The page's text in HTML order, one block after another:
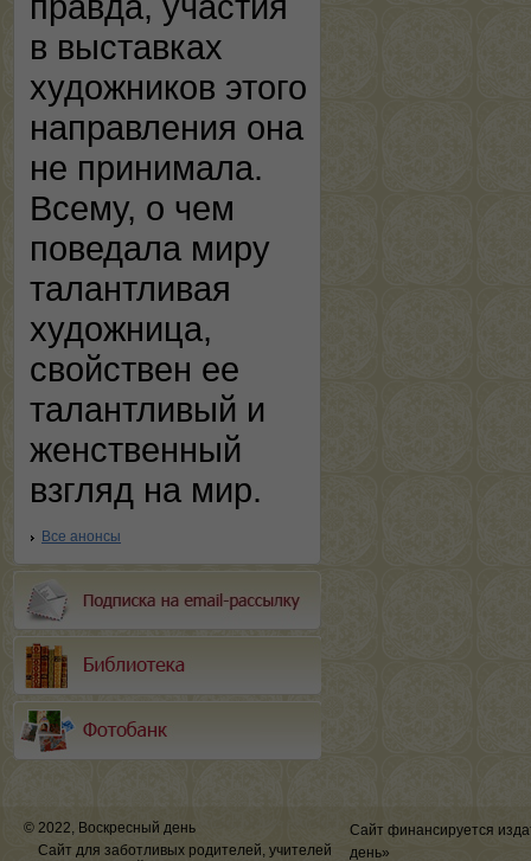
в выставках
художников этого
направления она
не принимала.
Всему, о чем
поведала миру
талантливая
художница,
свойствен ее
талантливый и
женственный
взгляд на мир.
Все анонсы
© 2022, Воскресный день
Сайт для заботливых родителей, учителей
Сайт финансируется
день»